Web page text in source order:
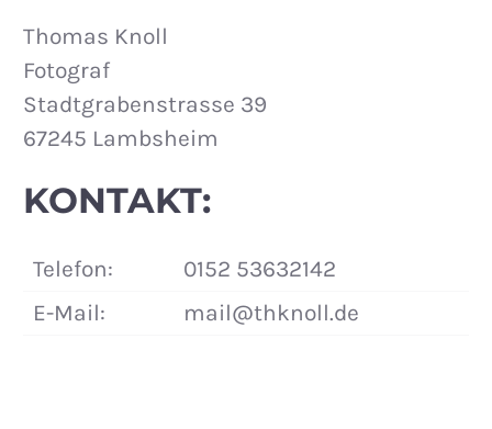
Thomas Knoll
Fotograf
Stadtgrabenstrasse 39
67245 Lambsheim
KONTAKT:
Telefon:
0152 53632142
E-Mail:
mail@thknoll.de